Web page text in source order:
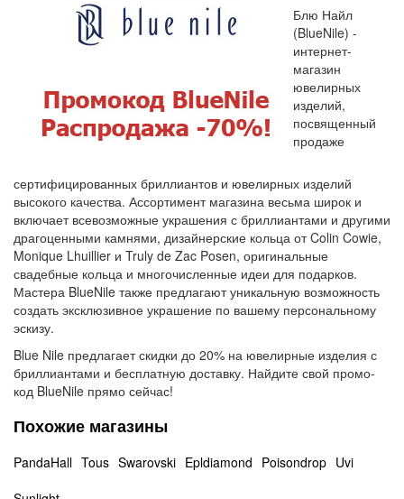
Блю Найл
(BlueNile) -
интернет-
магазин
ювелирных
изделий,
посвященный
продаже
сертифицированных бриллиантов и ювелирных изделий
высокого качества. Ассортимент магазина весьма широк и
включает всевозможные украшения с бриллиантами и другими
драгоценными камнями, дизайнерские кольца от Colin Cowie,
Monique Lhuillier и Truly de Zac Posen, оригинальные
свадебные кольца и многочисленные идеи для подарков.
Мастера BlueNile также предлагают уникальную возможность
создать эксклюзивное украшение по вашему персональному
эскизу.
Blue Nile предлагает скидки до 20% на ювелирные изделия с
бриллиантами и бесплатную доставку. Найдите свой промо-
код BlueNile прямо сейчас!
Похожие магазины
PandaHall Tous Swarovski Epldiamond Poisondrop Uvi